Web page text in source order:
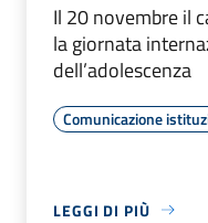
Il 20 novembre il
la giornata
dell’adolescenza
Comunicazione
LEGGI DI PIÙ